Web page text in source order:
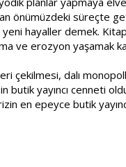
önümüzdeki süreçte
hayaller demek.
ve erozyon yaşamak
çekilmesi, dalı
butik yayıncı cenneti
en epeyce butik